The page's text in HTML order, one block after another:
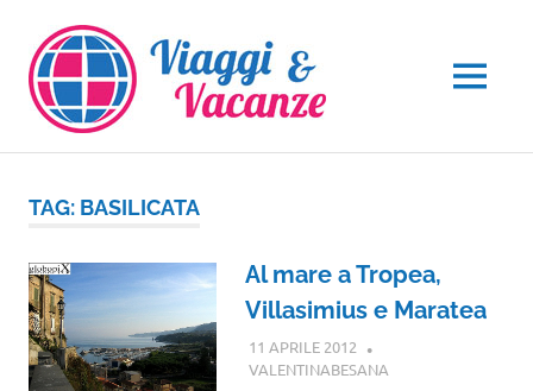
contenuto
MENU
TAG: BASILICATA
Al mare a Tropea,
Villasimius e Maratea
11 APRILE 2012
VALENTINABESANAGUIDE